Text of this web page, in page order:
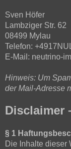
Sven Höfer
Lambziger Str. 62
08499 Mylau
Telefon:
E-Mail: neutrino-
Hinweis: Um
der Mail-Adresse
Disclaimer
§ 1
Die Inhalte dieser